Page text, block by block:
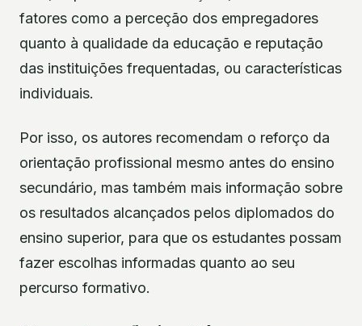
fatores como a perceção dos empregadores
quanto à qualidade da educação e reputação
das instituições frequentadas, ou características
individuais.
Por isso, os autores recomendam o reforço da
orientação profissional mesmo antes do ensino
secundário, mas também mais informação sobre
os resultados alcançados pelos diplomados do
ensino superior, para que os estudantes possam
fazer escolhas informadas quanto ao seu
percurso formativo.